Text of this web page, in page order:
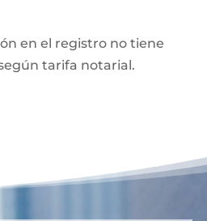
en el registro no tiene
tarifa notarial.